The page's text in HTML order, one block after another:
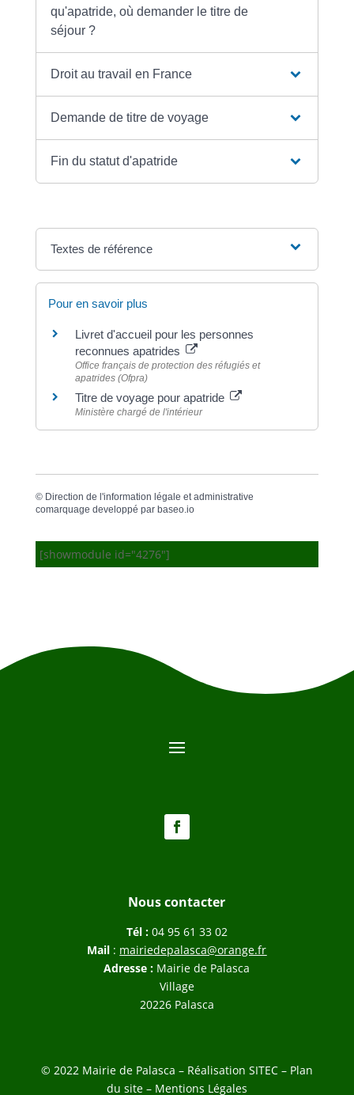
qu'apatride, où demander le titre de
séjour ?
Droit au travail en France
Demande de titre de voyage
Fin du statut d'apatride
Textes de référence
Pour en savoir plus
Livret d'accueil pour les personnes
reconnues apatrides
Office français de protection des réfugiés et
apatrides (Ofpra)
Titre de voyage pour apatride
Ministère chargé de l'intérieur
© Direction de l'information légale et administrative
comarquage developpé par baseo.io
[showmodule id="4276"]
Nous contacter
Tél : 04 95 61 33 02
Mail : mairiedepalasca@orange.fr
Adresse : Mairie de Palasca
Village
20226 Palasca
© 2022 Mairie de Palasca – Réalisation SITEC– Plan
du site – Mentions Légales